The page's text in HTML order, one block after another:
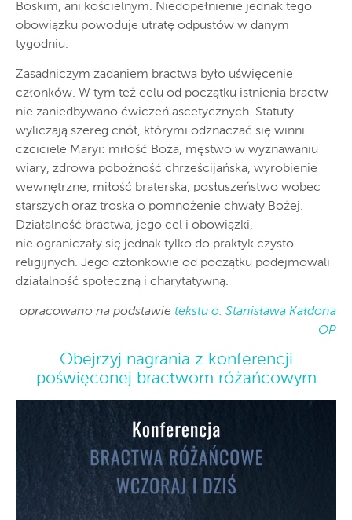
Boskim, ani kościelnym. Niedopełnienie jednak tego
obowiązku powoduje utratę odpustów w danym
tygodniu.
Zasadniczym zadaniem bractwa było uświęcenie
członków. W tym też celu od początku istnienia bractw
nie zaniedbywano ćwiczeń ascetycznych. Statuty
wyliczają szereg cnót, którymi odznaczać się winni
czciciele Maryi: miłość Boża, męstwo w wyznawaniu
wiary, zdrowa pobożność chrześcijańska, wyrobienie
wewnętrzne, miłość braterska, posłuszeństwo wobec
starszych oraz troska o pomnożenie chwały Bożej.
Działalność bractwa, jego cel i obowiązki,
nie ograniczały się jednak tylko do praktyk czysto
religijnych. Jego członkowie od początku podejmowali
działalność społeczną i charytatywną.
opracowano na podstawie tekstu o. Stanisława Kałdona
OP
Obejrzyj nagrania z konferencji
poświęconej bractwom różańcowym